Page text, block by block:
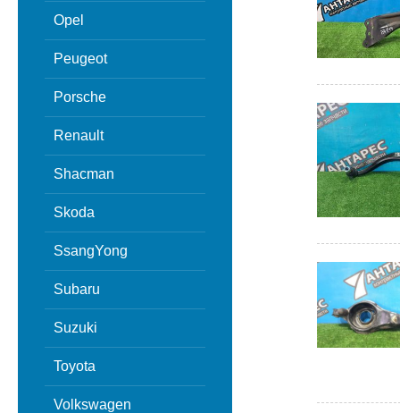
Opel
Peugeot
Porsche
Renault
Shacman
Skoda
SsangYong
Subaru
Suzuki
Toyota
Volkswagen